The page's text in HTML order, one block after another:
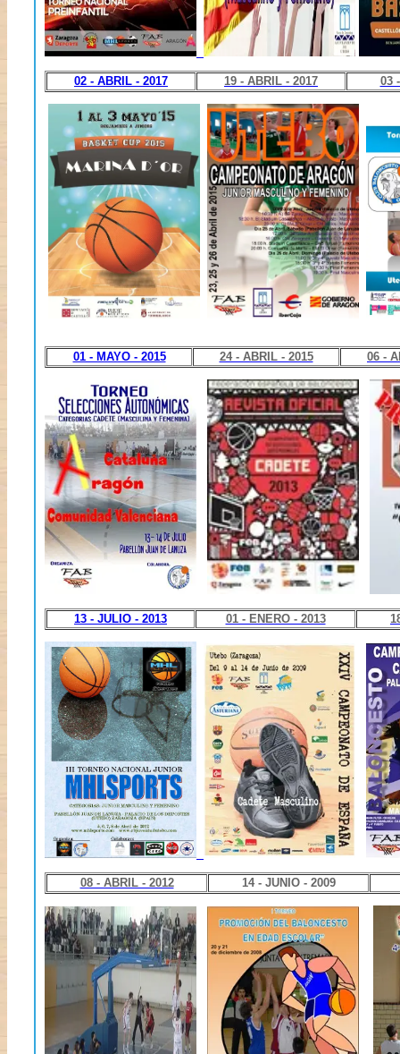
02 - ABRIL - 2017 19 - ABRIL - 2017 03
01 - MAYO - 2015 24 - ABRIL - 2015 06 -
13 - JULIO - 2013 01 - ENERO - 2013
08 - ABRIL - 2012 14 - JUNIO - 2009